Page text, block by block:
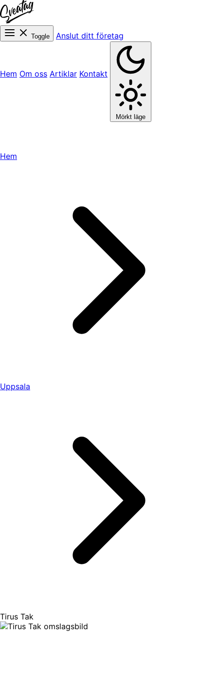
Toggle Anslut ditt företag
Hem Om oss Artiklar Kontakt
Mörkt läge
Hem
Uppsala
Tirus Tak